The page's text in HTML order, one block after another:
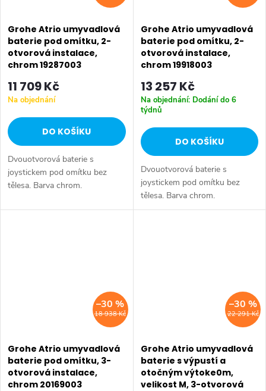
Grohe Atrio umyvadlová
baterie pod omítku, 2-
otvorová instalace,
chrom 19287003
11 709 Kč
Na objednání
DO KOŠÍKU
Dvouotvorová baterie s
joystickem pod omítku bez
tělesa. Barva chrom.
Grohe Atrio umyvadlová
baterie pod omítku, 2-
otvorová instalace,
chrom 19918003
13 257 Kč
Na objednání: Dodání do 6
týdnů
DO KOŠÍKU
Dvouotvorová baterie s
joystickem pod omítku bez
tělesa. Barva chrom.
18 938 Kč
–30 %
Grohe Atrio umyvadlová
baterie pod omítku, 3-
otvorová instalace,
chrom 20169003
22 291 Kč
–30 %
Grohe Atrio umyvadlová
baterie s výpustí a
otočným výtoke0m,
velikost M, 3-otvorová